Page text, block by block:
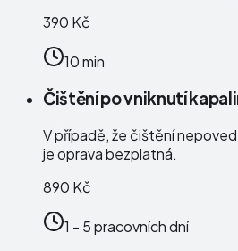
390 Kč
10 min
Čištění po vniknutí
V případě, že čištění
je oprava bezplatná.
890 Kč
1 - 5 pracovních dní